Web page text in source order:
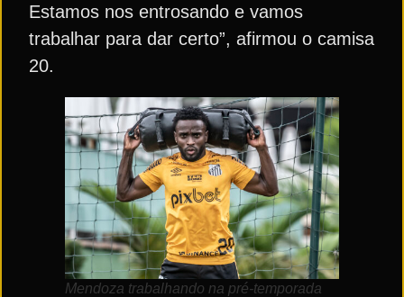
Estamos nos entrosando e vamos
trabalhar para dar certo”, afirmou o camisa
20.
Mendoza trabalhando na pré-temporada